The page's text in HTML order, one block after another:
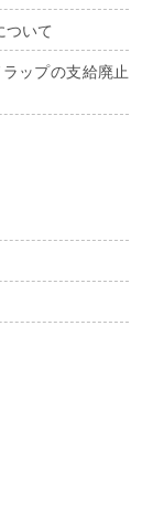
ついて
ップの支給廃止